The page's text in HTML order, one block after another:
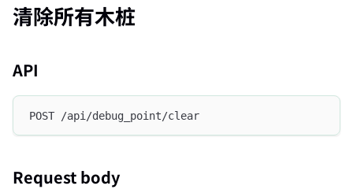
清除所有木桩
API
POST /api/debug_point/clear
Request body